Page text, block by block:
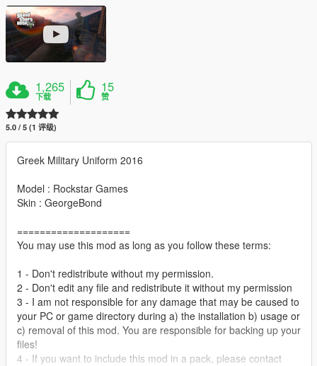
1,265
下载
15
赞
5.0 / 5 (1 评级)
Greek Military Uniform 2016
Model : Rockstar Games
Skin : GeorgeBond
====================
You may use this mod as long as you follow these terms:
1 - Don't redistribute without my permission.
2 - Don't edit any file and redistribute it without my permission
3 - I am not responsible for any damage that may be caused to
your PC or game directory during a) the installation b) usage or
c) removal of this mod. You are responsible for backing up your
files!
4 - If you want to include this mod in a pack, please contact